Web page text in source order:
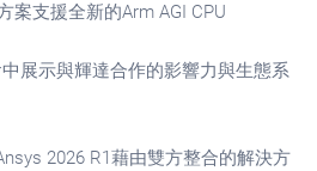
案支援全新的Arm AGI CPU
展示與輝達合作的影響力與生態系
2026 R1藉由雙方整合的解決方